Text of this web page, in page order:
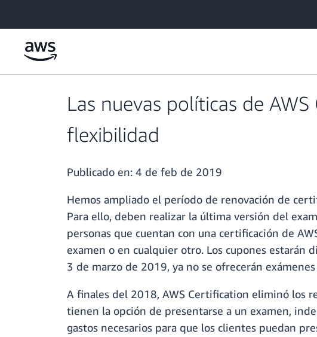
Las nuevas políticas de
flexibilidad
Publicado en: 4 de feb de 2019
Hemos ampliado el período de renovación de
Para ello, deben realizar la última versión del
personas que cuentan con una certificación de
examen o en cualquier otro. Los cupones
3 de marzo de 2019, ya no se ofrecerán
A finales del 2018, AWS Certification eliminó los
tienen la opción de presentarse a un examen,
gastos necesarios para que los clientes puedan